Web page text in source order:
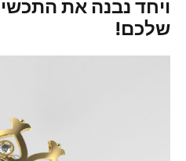
ויחד נבנה את
שלכם!